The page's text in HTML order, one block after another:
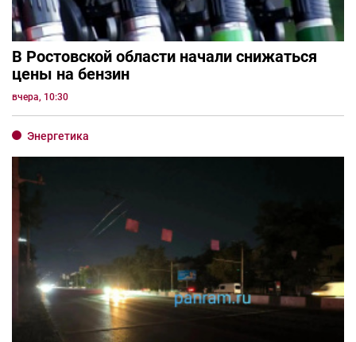
В Ростовской области начали снижаться
цены на бензин
вчера, 10:30
Энергетика